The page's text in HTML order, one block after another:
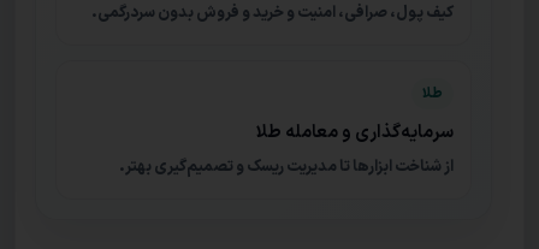
کیف پول، صرافی، امنیت و خرید و فروش بدون سردرگمی.
طلا
سرمایه‌گذاری و معامله طلا
از شناخت ابزارها تا مدیریت ریسک و تصمیم‌گیری بهتر.